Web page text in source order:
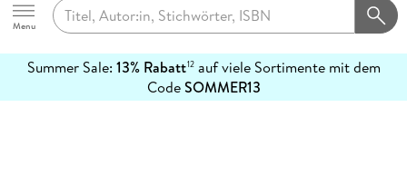
Menu
Summer Sale: 13% Rabatt12auf viele Sortimente mit dem
CodeSOMMER13
erfahren